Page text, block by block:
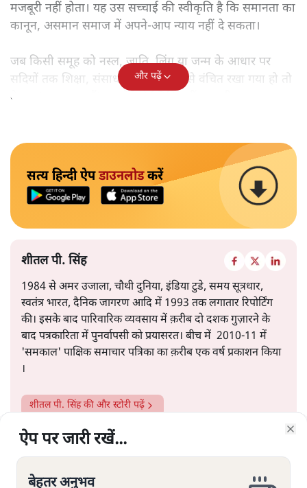
मजबूरी नहीं होता। यह उस सच्चाई की स्वीकृति है कि समानता का
कानून, असमान समाज में अपने-आप न्याय नहीं दे सकता।
जब किसी समूह को नस्ल, जाति, लिंग या जन्म के आधार पर
सदियों तक शिक्षा, संसाधनों और सम्मान से वंचित रखा गया हो तो
केवल ‘सब बराबर हैं’ कह देने से स्थिति नहीं बदलती।
और पढ़ें
सत्य हिन्दी ऐपडाउनलोडकरें
शीतल पी. सिंह
1984 से अमर उजाला, चौथी दुनिया, इंडिया टुडे, समय सूत्रधार,
स्वतंत्र भारत, दैनिक जागरण आदि में 1993 तक लगातार रिपोर्टिंग
की। इसके बाद पारिवारिक व्यवसाय में क़रीब दो दशक गुज़ारने के
बाद पत्रकारिता में पुनर्वापसी को प्रयासरत। बीच में 2010-11 में
'समकाल' पाक्षिक समाचार पत्रिका का क़रीब एक वर्ष प्रकाशन किया
।
शीतल पी. सिंहकी और स्टोरी पढ़ें
ऐप पर जारी रखें...
बेहतर अनुभव
ऐप पर जारी रखें...
बेहतर अनुभव
ऐप पर जारी रखें...
बेहतर अनुभव
ऐप पर जारी रखें...
बेहतर अनुभव
ऐप पर जारी रखें...
बेहतर अनुभव
ऐप पर जारी रखें...
बेहतर अनुभव
ऐप पर जारी रखें...
बेहतर अनुभव